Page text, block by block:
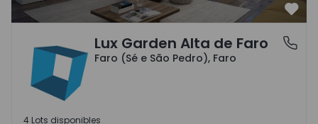
Faro (Sé e São Pedro), Faro
Lux Garden Alta de Faro
Faro (Sé e São Pedro), Faro
4 Lots disponibles